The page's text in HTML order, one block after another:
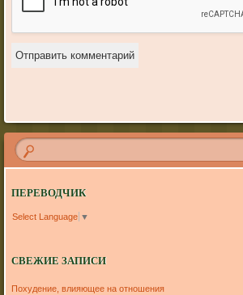
ПЕРЕВОДЧИК
Select Language ▼
СВЕЖИЕ ЗАПИСИ
Похудение, влияющее на отношения